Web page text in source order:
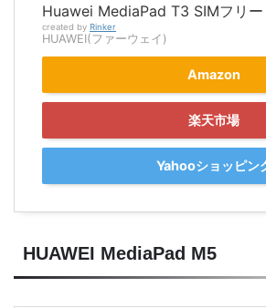
Huawei MediaPad T3 SIMフリー
created by Rinker
HUAWEI(ファーウェイ)
Amazon
楽天市場
Yahooショッピン
HUAWEI MediaPad M5